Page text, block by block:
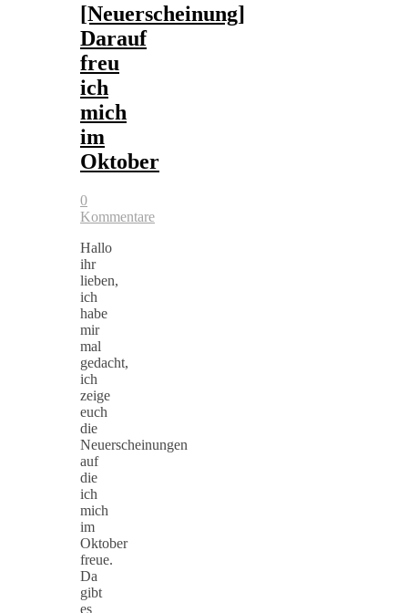
[Neuerscheinung]
Darauf
freu
ich
mich
im
Oktober
0
Kommentare
Hallo
ihr
lieben,
ich
habe
mir
mal
gedacht,
ich
zeige
euch
die
Neuerscheinungen
auf
die
ich
mich
im
Oktober
freue.
Da
gibt
es